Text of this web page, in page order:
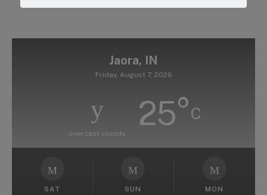
Jaora, IN
Friday, August 7, 2026
overcast clouds
25°C
SAT SUN MON